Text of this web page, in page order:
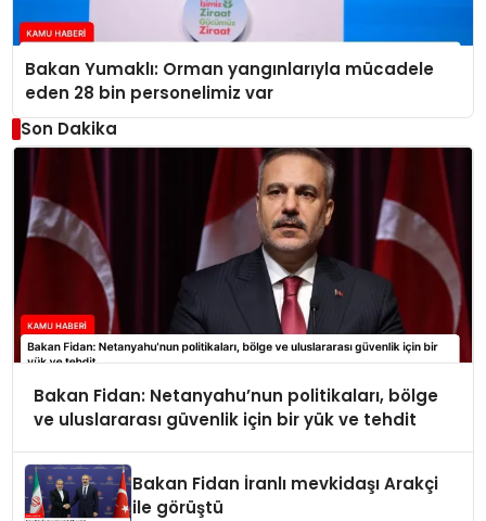
Bakan Yumaklı: Orman yangınlarıyla mücadele
eden 28 bin personelimiz var
Son Dakika
Bakan Fidan: Netanyahu’nun politikaları, bölge
ve uluslararası güvenlik için bir yük ve tehdit
Bakan Fidan İranlı mevkidaşı Arakçi
ile görüştü